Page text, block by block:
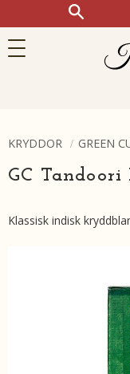
KRYDDOR GREEN
GC
Klassisk indisk